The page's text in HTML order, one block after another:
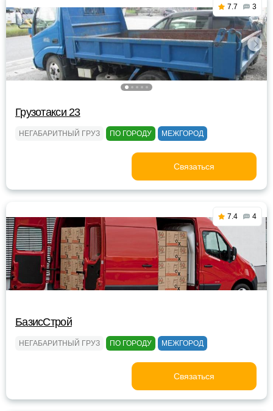
7.7 3
Грузотакси 23
НЕГАБАРИТНЫЙ ГРУЗ ПО ГОРОДУ МЕЖГОРОД
Связаться
7.4 4
БазисСтрой
НЕГАБАРИТНЫЙ ГРУЗ ПО ГОРОДУ МЕЖГОРОД
Связаться